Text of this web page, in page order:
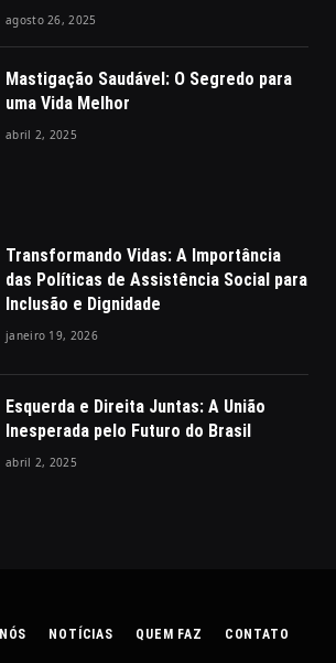
agosto 26, 2025
Mastigação Saudável: O Segredo para
uma Vida Melhor
abril 2, 2025
Transformando Vidas: A Importância
das Políticas de Assistência Social para
Inclusão e Dignidade
janeiro 19, 2026
Esquerda e Direita Juntas: A União
Inesperada pelo Futuro do Brasil
abril 2, 2025
NOTÍCIAS QUEM FAZ CONTATO